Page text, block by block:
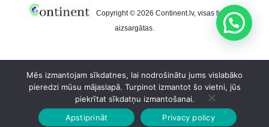
Copyright © 2026 Continent.lv, visas tiesības
aizsargātas.
Sākumlapa Veikalā Grozs
Mēs izmantojam sīkdatnes, lai nodrošinātu jums vislabāko
pieredzi mūsu mājaslapā. Turpinot izmantot šo vietni, jūs
piekrītat sīkdatņu izmantošanai.
Apstiprināt
Privacy policy